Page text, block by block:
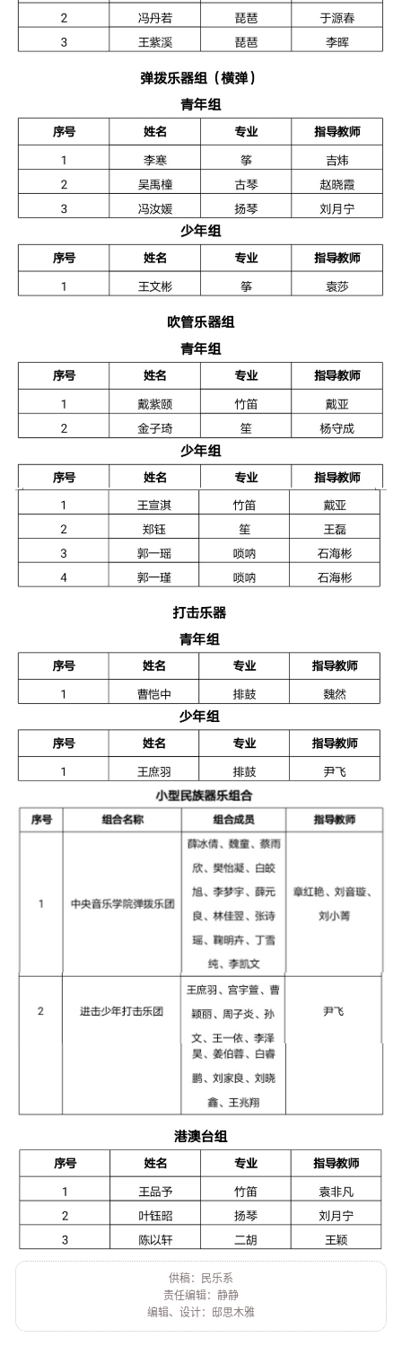
供稿：民乐系
责任编辑：静静
编辑、设计：邸思木雅